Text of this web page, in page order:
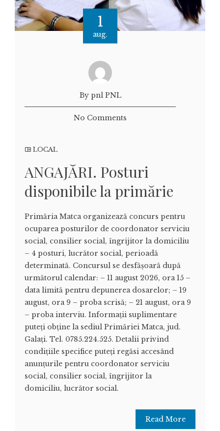
1
aug.
By pnl PNL
No Comments
LOCAL
ANGAJĂRI. Posturi
disponibile la primărie
Primăria Matca organizează concurs pentru
ocuparea posturilor de coordonator serviciu
social, consilier social, îngrijitor la domiciliu
– 4 posturi, lucrător social, perioadă
determinată. Concursul se desfășoară după
următorul calendar: – 11 august 2026, ora 15 –
data limită pentru depunerea dosarelor; – 19
august, ora 9 – proba scrisă; – 21 august, ora 9
– proba interviu. Informaţii suplimentare
puteți obține la sediul Primăriei Matca, jud.
Galați. Tel. 0785.224.525. Detalii privind
condițiile specifice puteți regăsi accesând
anunțurile pentru coordonator serviciu
social, consilier social, îngrijitor la
domiciliu, lucrător social.
Read More